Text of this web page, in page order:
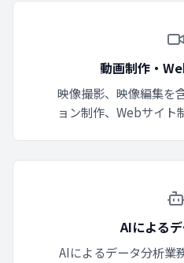
動画制作・
映像撮影、映像編集を
ョン制作、Webサイト
AIによる
AIによるデータ分析業